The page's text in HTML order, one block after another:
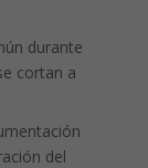
durante
cortan a
del